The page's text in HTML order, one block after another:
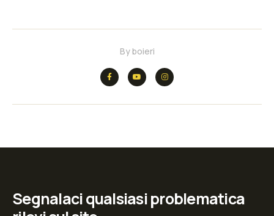
Byboieri
Segnalaci qualsiasi problematica